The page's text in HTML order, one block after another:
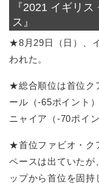
『2021 イギリ
ス』
★8月29日（日）、
われた。
★総合順位は首位ク
ール（-65ポイント
ニャイア（-70ポイ
★首位ファビオ・ク
ペースは出ていたが
ップから首位を固持